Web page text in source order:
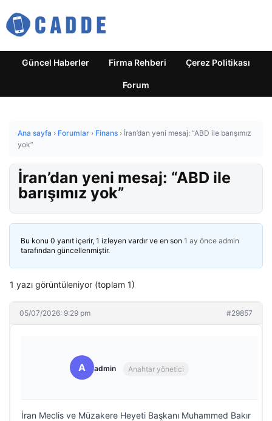
Güncel Haberler Firma Rehberi Çerez Politikası
Forum
Ana sayfa › Forumlar › Finans › İran’dan yeni mesaj: “ABD ile barışımız
yok”
İran’dan yeni mesaj: “ABD ile
barışımız yok”
Bu konu 0 yanıt içerir, 1 izleyen vardır ve en son 1 ay önce admin
tarafından güncellenmiştir.
1 yazı görüntüleniyor (toplam 1)
05/07/2026: 9:29 pm #29857
A admin Anahtar yönetici
İran Meclis ve Müzakere Heyeti Başkanı Muhammed Bakır